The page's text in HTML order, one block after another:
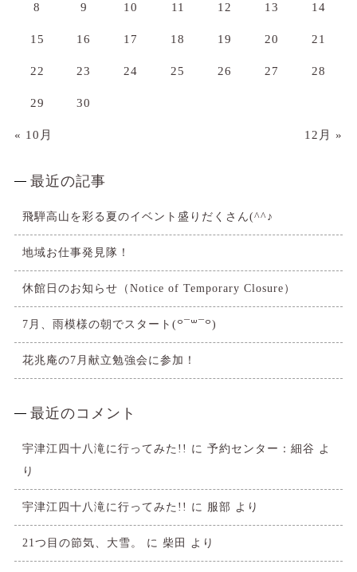
8 9 10 11 12 13 14
15 16 17 18 19 20 21
22 23 24 25 26 27 28
29 30
« 10月 12月 »
最近の記事
飛騨高山を彩る夏のイベント盛りだくさん(^^♪
地域お仕事発見隊！
休館日のお知らせ（Notice of Temporary Closure）
7月、雨模様の朝でスタート(꒪¯꒳​¯꒪)
花兆庵の7月献立勉強会に参加！
最近のコメント
宇津江四十八滝に行ってみた!! に 予約センター：細谷 よ
り
宇津江四十八滝に行ってみた!! に 服部 より
21つ目の節気、大雪。 に 柴田 より